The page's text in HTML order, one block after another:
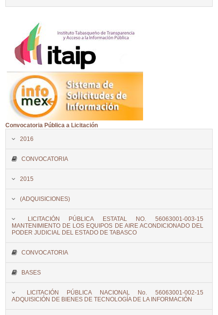
Convocatoria Pública a Licitación
2016
CONVOCATORIA
2015
(ADQUISICIONES)
LICITACIÓN PÚBLICA ESTATAL NO. 56063001-003-15
MANTENIMIENTO DE LOS EQUIPOS DE AIRE ACONDICIONADO DEL
PODER JUDICIAL DEL ESTADO DE TABASCO
CONVOCATORIA
BASES
LICITACIÓN PÚBLICA NACIONAL No. 56063001-002-15
ADQUISICIÓN DE BIENES DE TECNOLOGÍA DE LA INFORMACIÓN